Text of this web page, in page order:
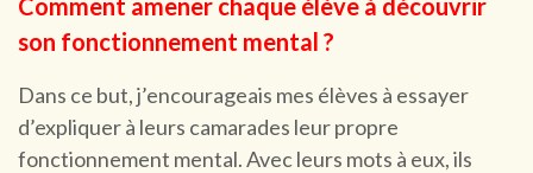
Comment amener chaque élève à découvrir
son fonctionnement mental ?
Dans ce but, j’encourageais mes élèves à essayer
d’expliquer à leurs camarades leur propre
fonctionnement mental. Avec leurs mots à eux, ils